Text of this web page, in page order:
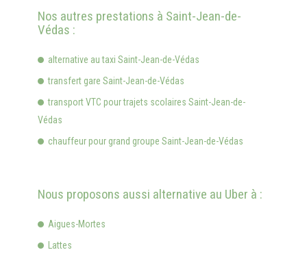
Nos autres prestations à Saint-Jean-de-
Védas :
alternative au taxi Saint-Jean-de-Védas
transfert gare Saint-Jean-de-Védas
transport VTC pour trajets scolaires Saint-Jean-de-
Védas
chauffeur pour grand groupe Saint-Jean-de-Védas
Nous proposons aussi alternative au Uber à :
Aigues-Mortes
Lattes